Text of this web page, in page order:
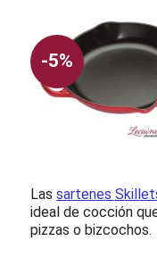
-5%
Las sartenes
ideal de cocción
pizzas o bizcochos.